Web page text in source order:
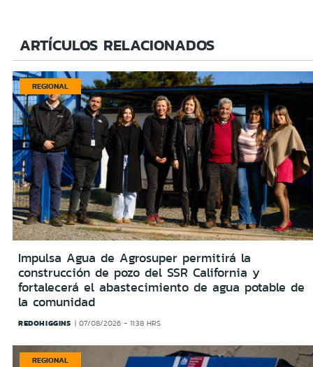
ARTÍCULOS RELACIONADOS
REGIONAL
Impulsa Agua de Agrosuper permitirá la
construcción de pozo del SSR California y
fortalecerá el abastecimiento de agua potable de
la comunidad
REDOHIGGINS 07/08/2026 - 11:38 HRS
REGIONAL